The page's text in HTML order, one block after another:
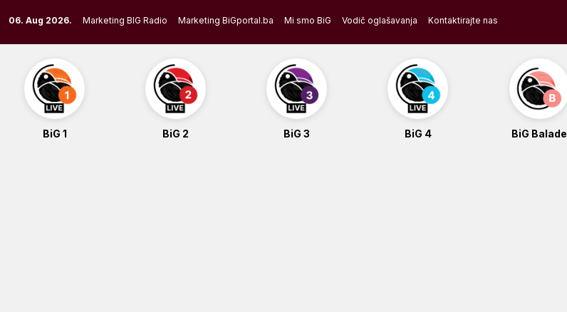
to
content
06. Aug 2026. Marketing BIG Radio Marketing BiGportal.ba Mi smo BiG Vodič oglašavanja Kontaktirajte nas
BiG 1 BiG 2 BiG 3 BiG 4 BiG Balade